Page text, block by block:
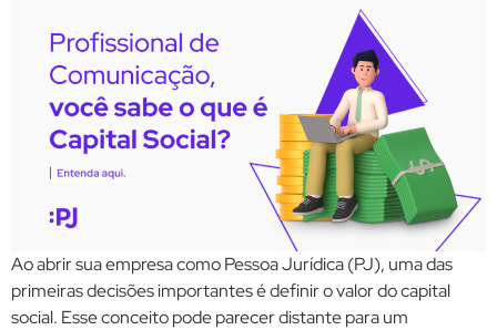
Ao abrir sua empresa como Pessoa Jurídica (PJ), uma das
primeiras decisões importantes é definir o valor do capital
social. Esse conceito pode parecer distante para um